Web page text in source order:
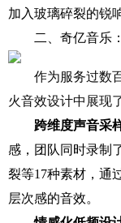
加入玻璃碎裂的锐
二、奇亿音乐
作为服务过数
火音效设计中展现
跨维度声音采
感，团队同时录制
裂等17种素材，通
层次感的音效。